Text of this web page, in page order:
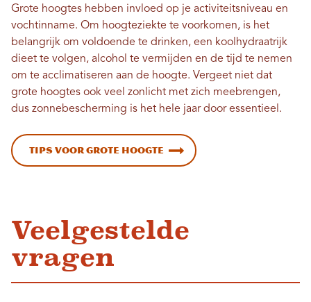
Grote hoogtes hebben invloed op je activiteitsniveau en
vochtinname. Om hoogteziekte te voorkomen, is het
belangrijk om voldoende te drinken, een koolhydraatrijk
dieet te volgen, alcohol te vermijden en de tijd te nemen
om te acclimatiseren aan de hoogte. Vergeet niet dat
grote hoogtes ook veel zonlicht met zich meebrengen,
dus zonnebescherming is het hele jaar door essentieel.
Tips voor grote hoogte
Veelgestelde
vragen